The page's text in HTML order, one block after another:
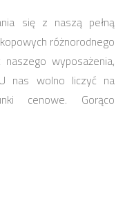
się z naszą pełną
różnorodnego
wyposażenia,
nas wolno liczyć na
cenowe. Gorąco